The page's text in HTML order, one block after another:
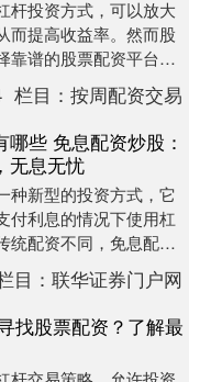
杆投资方式，可以放大
而提高收益率。然而股
靠谱的股票配资平台至
金安全和投资顺利。 * **
栏目：按周配资交易
些 免息配资炒股：
无息无忧
种新型的投资方式，它
付利息的情况下使用杠
统配资不同，免息配资
资者可以将全部收益收
目：联华证券门户网
找股票配资？了解最